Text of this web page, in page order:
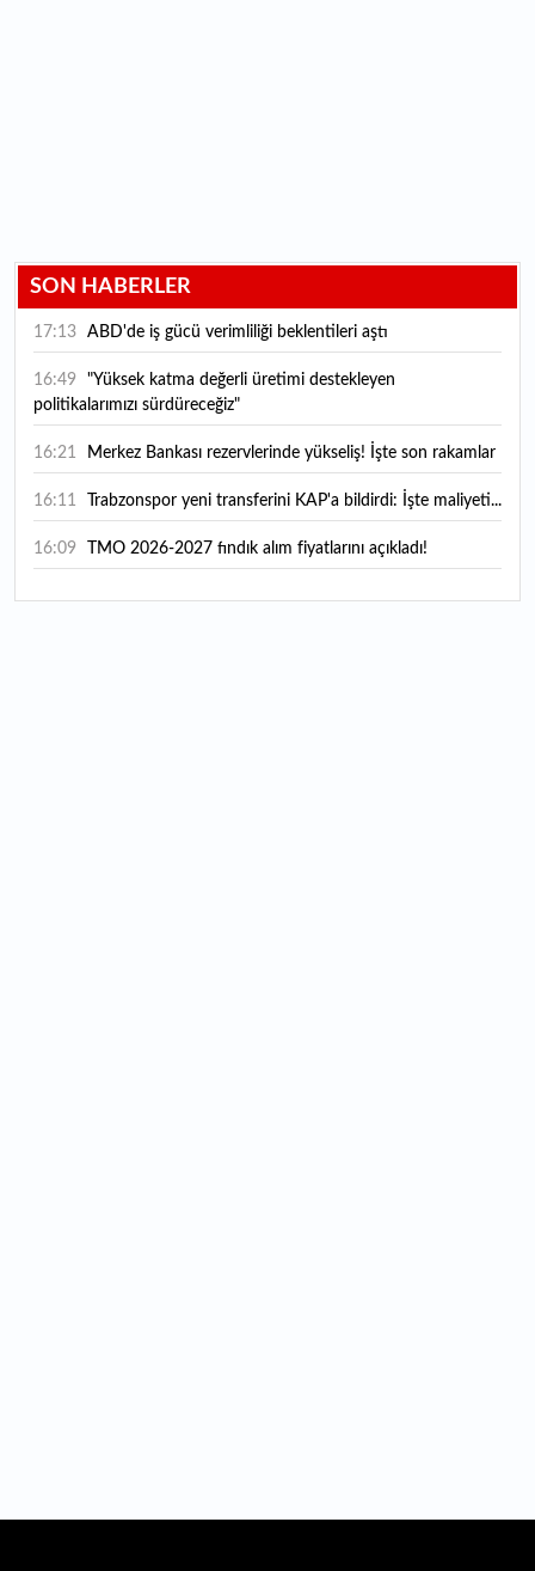
SON HABERLER
17:13 ABD'de iş gücü verimliliği beklentileri aştı
16:49
politikalarımızı sürdüreceğiz"
16:21 Merkez Bankası rezervlerinde yükseliş! İşte son rakamlar
16:11 Trabzonspor yeni transferini KAP'a bildirdi: İşte maliyeti...
16:09 TMO 2026-2027 fındık alım fiyatlarını açıkladı!
15:59 Bankacılık sektörünün toplam mevduatı geriledi